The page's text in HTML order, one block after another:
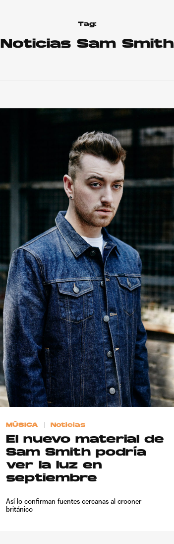
Tag:
Noticias Sam Smith
MÚSICA Noticias
El nuevo material de
Sam Smith podría
ver la luz en
septiembre
Así lo confirman fuentes cercanas al crooner
británico